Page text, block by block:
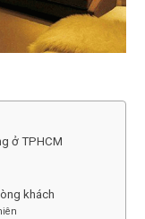
ở TPHCM
khách